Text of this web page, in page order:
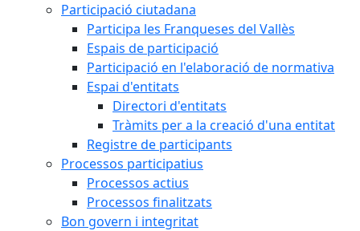
Participació ciutadana
Participa les Franqueses del Vallès
Espais de participació
Participació en l'elaboració de normativa
Espai d'entitats
Directori d'entitats
Tràmits per a la creació d'una entitat
Registre de participants
Processos participatius
Processos actius
Processos finalitzats
Bon govern i integritat